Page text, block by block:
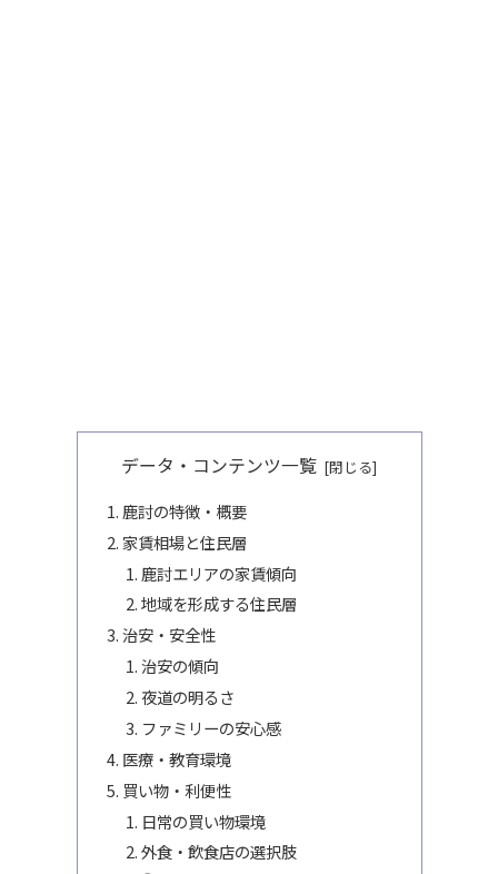
データ・コンテンツ一覧
鹿討の特徴・概要
家賃相場と住民層
鹿討エリアの家賃傾向
地域を形成する住民層
治安・安全性
治安の傾向
夜道の明るさ
ファミリーの安心感
医療・教育環境
買い物・利便性
日常の買い物環境
外食・飲食店の選択肢